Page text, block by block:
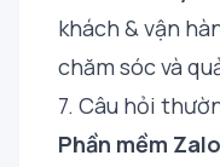
khách & vận
chăm sóc và
7. Câu hỏi
Phần mềm